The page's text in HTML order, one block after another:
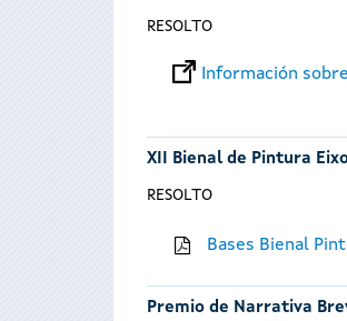
RESOLTO
Información
XII Bienal de Pintura
RESOLTO
Bases Bienal
Premio de Narrativa